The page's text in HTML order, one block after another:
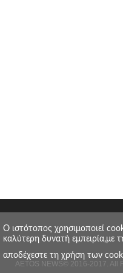
AETOS NEWS © 2016-2017. All
O ιστότοπος χρησιμοποιεί
καλύτερη δυνατή εμπειρία,με
αποδέχεστε τη χρήση των